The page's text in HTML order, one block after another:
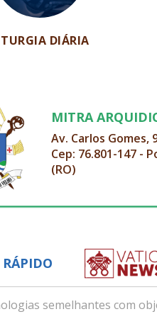
semelhantes com
DIÁRIA
MITRA
Av. Carlos Gomes,
Cep: 76.801-147 -
(RO)
RÁPIDO